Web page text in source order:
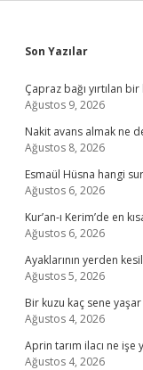
Sidebar
Son Yazılar
Çapraz bağı yırtılan
Ağustos 9, 2026
Nakit avans almak ne
Ağustos 8, 2026
Esmaül Hüsna hangi
Ağustos 6, 2026
Kur’an-ı Kerim’de en
Ağustos 6, 2026
Ayaklarının yerden
Ağustos 5, 2026
Bir kuzu kaç sene yaşar
Ağustos 4, 2026
Aprin tarım ilacı ne işe
Ağustos 4, 2026